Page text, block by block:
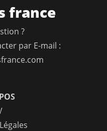
france
?
par E-mail :